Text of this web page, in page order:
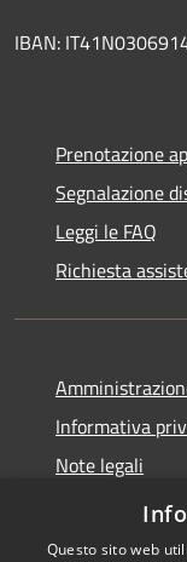
IBAN:
Prenotazione
Segnalazione
Leggi le FAQ
Richiesta
Informativa
Note legali
Dichiarazione
Questo sito web